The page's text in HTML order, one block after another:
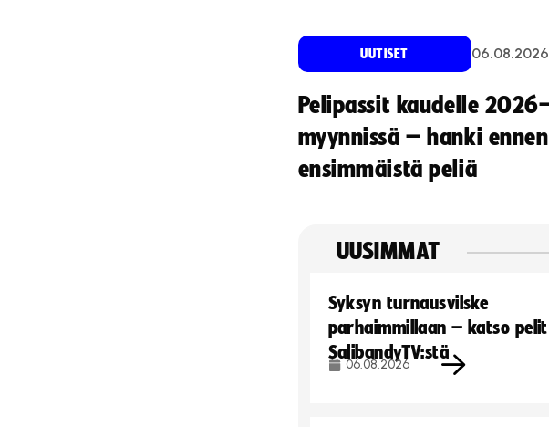
UUTISET 06.08.2026
Pelipassit kaudelle
myynnissä – hanki ennen
ensimmäistä peliä
UUSIMMAT
Syksyn turnausvilske
parhaimmillaan – katso pelit
SalibandyTV:stä
06.08.2026